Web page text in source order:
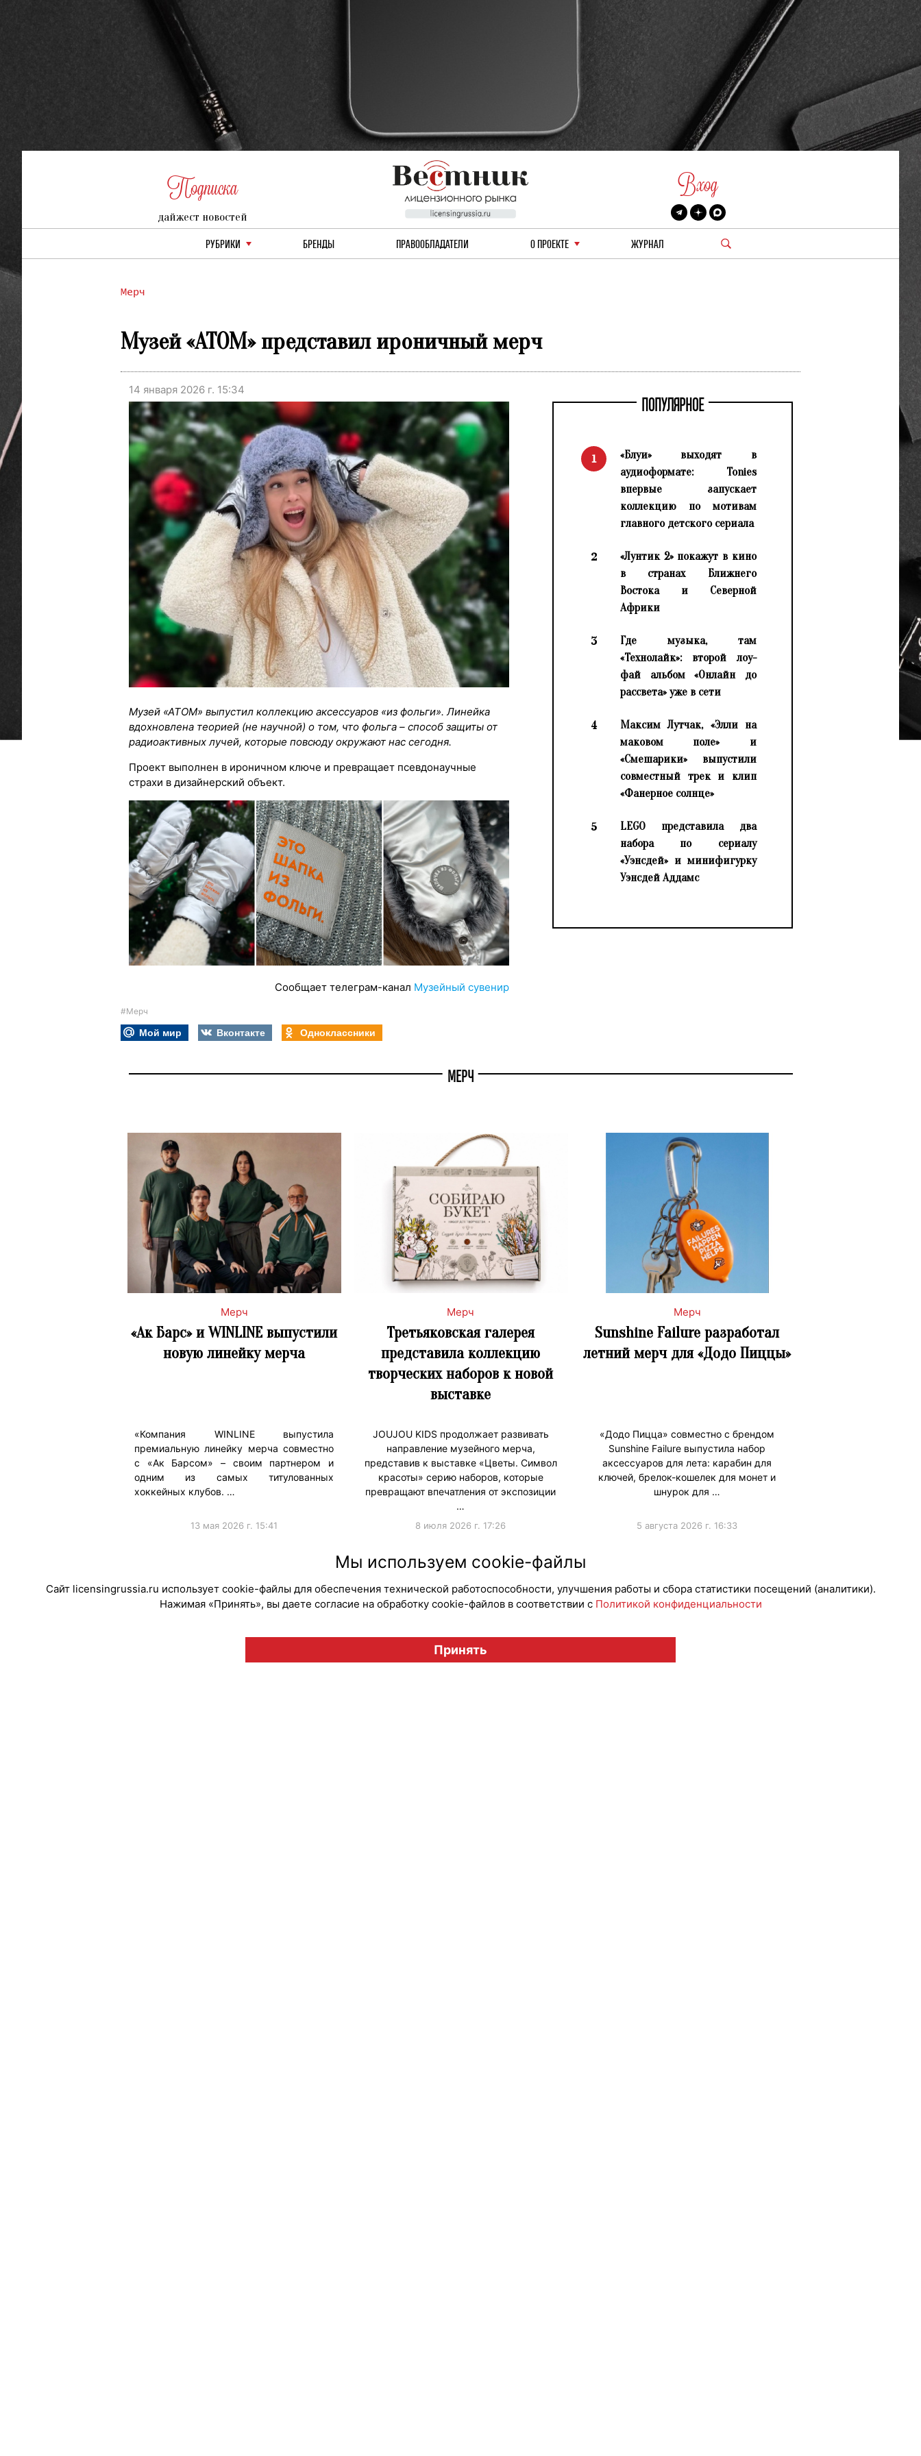
Подписка
дайжест новостей
Вход
РУБРИКИ БРЕНДЫ ПРАВООБЛАДАТЕЛИ О ПРОЕКТЕ ЖУРНАЛ
Мерч
Музей «АТОМ» представил ироничный мерч
14 января 2026 г. 15:34
Музей «АТОМ» выпустил коллекцию аксессуаров «из фольги». Линейка
вдохновлена теорией (не научной) о том, что фольга – способ защиты от
радиоактивных лучей, которые повсюду окружают нас сегодня.
Проект выполнен в ироничном ключе и превращает псевдонаучные
страхи в дизайнерский объект.
Сообщает телеграм-канал Музейный сувенир
ПОПУЛЯРНОЕ
1
«Блуи» выходят в
аудиоформате: Tonies
впервые запускает
коллекцию по мотивам
главного детского сериала
2
«Лунтик 2» покажут в кино
в странах Ближнего
Востока и Северной
Африки
3
Где музыка, там
«Технолайк»: второй лоу-
фай альбом «Онлайн до
рассвета» уже в сети
4
Максим Лутчак, «Элли на
маковом поле» и
«Смешарики» выпустили
совместный трек и клип
«Фанерное солнце»
5
LEGO представила два
набора по сериалу
«Уэнсдей» и минифигурку
Уэнсдей Аддамс
#Мерч
Мой мир Вконтакте Одноклассники
МЕРЧ
Мерч
«Ак Барс» и WINLINE выпустили
новую линейку мерча
«Компания WINLINE выпустила
премиальную линейку мерча совместно
с «Ак Барсом» – своим партнером и
одним из самых титулованных
хоккейных клубов. …
13 мая 2026 г. 15:41
Мерч
Третьяковская галерея
представила коллекцию
творческих наборов к новой
выставке
JOUJOU KIDS продолжает развивать
направление музейного мерча,
представив к выставке «Цветы. Символ
красоты» серию наборов, которые
превращают впечатления от экспозиции
…
8 июля 2026 г. 17:26
Мерч
Sunshine Failure разработал
летний мерч для «Додо Пиццы»
«Додо Пицца» совместно с брендом
Sunshine Failure выпустила набор
аксессуаров для лета: карабин для
ключей, брелок-кошелек для монет и
шнурок для …
5 августа 2026 г. 16:33
© "Вестник лицензионного рынка", licensingrussia.ru, 2009-2026 12+
Мы используем cookie-файлы
Сайт licensingrussia.ru использует cookie-файлы для обеспечения технической работоспособности, улучшения работы и сбора статистики посещений (аналитики).
Нажимая «Принять», вы даете согласие на обработку cookie-файлов в соответствии с Политикой конфиденциальности
Принять